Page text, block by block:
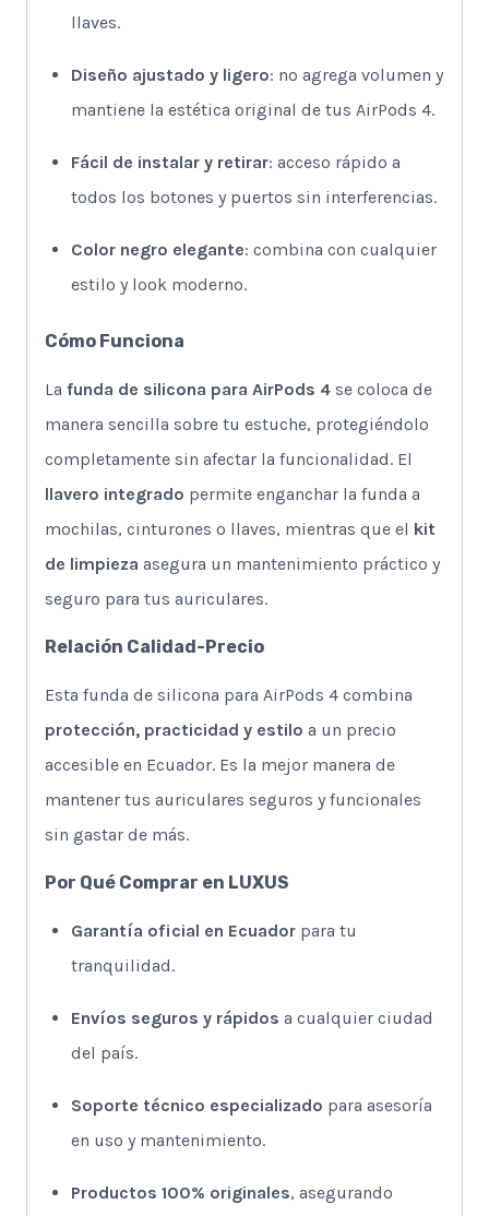
llaves.
Diseño ajustado y ligero: no agrega volumen y
mantiene la estética original de tus AirPods 4.
Fácil de instalar y retirar: acceso rápido a
todos los botones y puertos sin interferencias.
Color negro elegante: combina con cualquier
estilo y look moderno.
Cómo Funciona
La funda de silicona para AirPods 4 se coloca de
manera sencilla sobre tu estuche, protegiéndolo
completamente sin afectar la funcionalidad. El
llavero integrado permite enganchar la funda a
mochilas, cinturones o llaves, mientras que el kit
de limpieza asegura un mantenimiento práctico y
seguro para tus auriculares.
Relación Calidad-Precio
Esta funda de silicona para AirPods 4 combina
protección, practicidad y estilo a un precio
accesible en Ecuador. Es la mejor manera de
mantener tus auriculares seguros y funcionales
sin gastar de más.
Por Qué Comprar en LUXUS
Garantía oficial en Ecuador para tu
tranquilidad.
Envíos seguros y rápidos a cualquier ciudad
del país.
Soporte técnico especializado para asesoría
en uso y mantenimiento.
Productos 100% originales, asegurando